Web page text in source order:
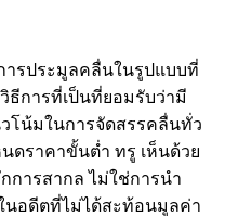
รประมูลคลื่นในรูปแบบที่
ธีการที่เป็นที่ยอมรับว่ามี
โน้มในการจัดสรรคลื่นทั่ว
ดราคาขั้นต่ำ ทรู เห็นด้วย
การสากล ไม่ใช่การนำ
นอดีตที่ไม่ได้สะท้อนมูลค่า